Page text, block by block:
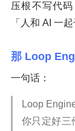
压根不写代
「人和 AI 一
那 Loop
一句话：
Loop
你只定好